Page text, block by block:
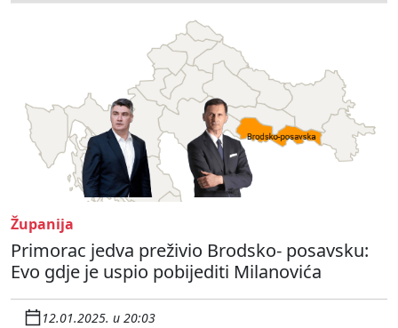
Županija
Primorac jedva preživio Brodsko- posavsku:
Evo gdje je uspio pobijediti Milanovića
12.01.2025. u 20:03